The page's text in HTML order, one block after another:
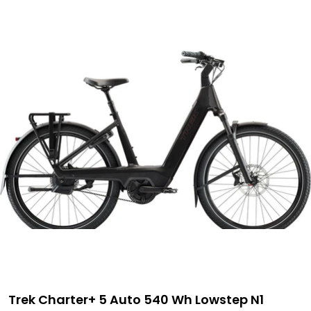
Trek Charter+ 5 Auto 540 Wh Lowstep N1